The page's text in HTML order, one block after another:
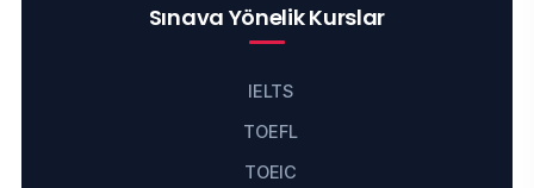
Sınava Yönelik Kurslar
IELTS
TOEFL
TOEIC